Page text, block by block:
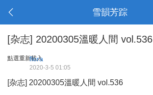
雪韻芳踪
[杂志] 20200305溫暖人間 vol.536
點選重新載入
flora
2020-3-5 01:05
[杂志] 20200305溫暖人間 vol.536